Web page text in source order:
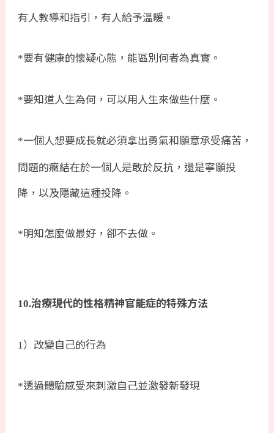
有人教導和指引，有人給予溫暖。
*要有健康的懷疑心態，能區別何者為真實。
*要知道人生為何，可以用人生來做些什麼。
*一個人想要成長就必須拿出勇氣和願意承受痛苦，
問題的癥結在於一個人是敢於反抗，還是寧願投
降，以及隱藏這種投降。
*明知怎麼做最好，卻不去做。
10.治療現代的性格精神官能症的特殊方法
1 ）改變自己的行為
*透過體驗感受來刺激自己並激發新發現